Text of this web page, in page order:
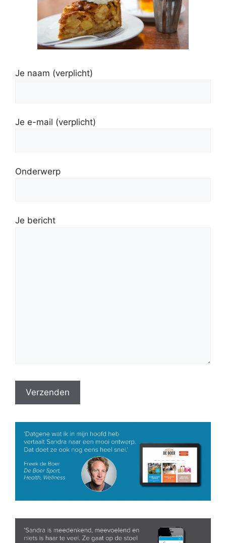
Je naam (verplicht)
Je e-mail (verplicht)
Onderwerp
Je bericht